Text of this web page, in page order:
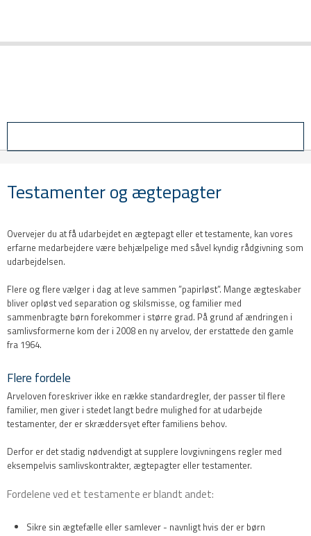
Testamenter og ægtepagter
Overvejer du at få udarbejdet en ægtepagt eller et testamente, kan vores
erfarne medarbejdere være behjælpelige med såvel kyndig rådgivning som
udarbejdelsen.
Flere og flere vælger i dag at leve sammen ”papirløst”. Mange ægteskaber
bliver opløst ved separation og skilsmisse, og familier med
sammenbragte børn forekommer i større grad. På grund af ændringen i
samlivsformerne kom der i 2008 en ny arvelov, der erstattede den gamle
fra 1964.​
Flere fordele
​Arveloven foreskriver ikke en række standardregler, der passer til flere
familier, men giver i stedet langt bedre mulighed for at udarbejde
testamenter, der er skræddersyet efter familiens behov.
Derfor er det stadig nødvendigt at supplere lovgivningens regler med
eksempelvis samlivskontrakter, ægtepagter eller testamenter.
Fordelene ved et testamente er blandt andet:
Sikre sin ægtefælle eller samlever - navnligt hvis der er børn